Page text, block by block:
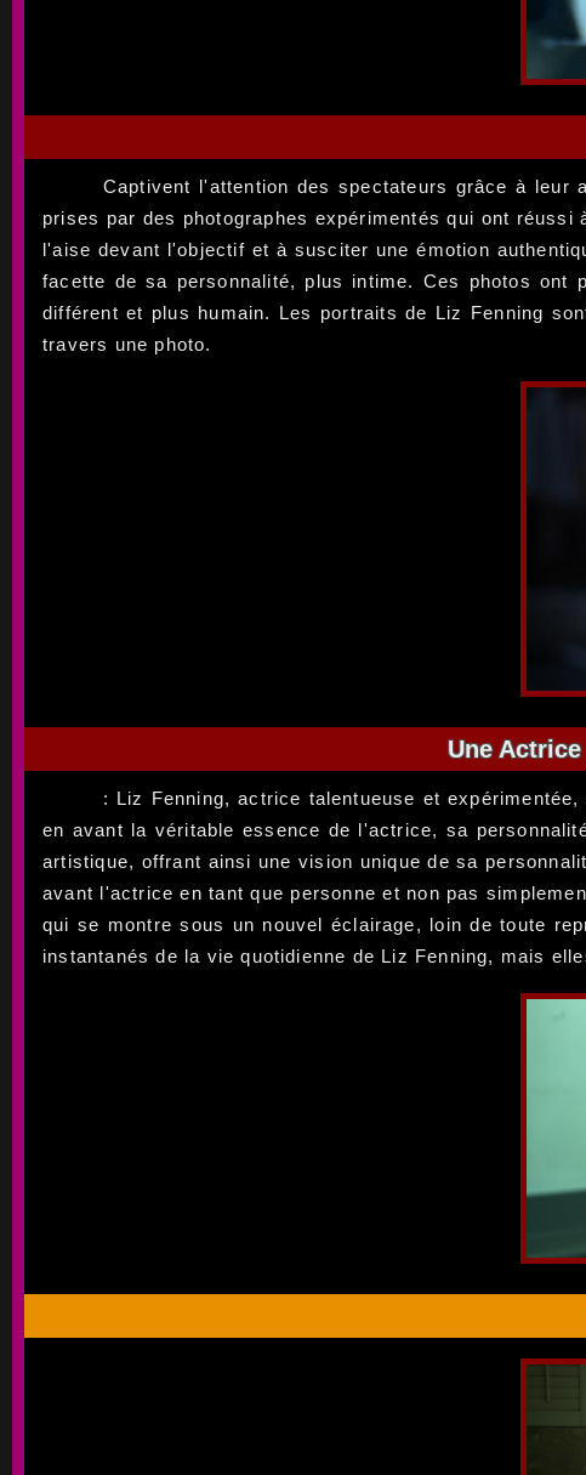
Captivent l'attention des spectateurs grâce à
prises par des photographes expérimentés qui ont
l'aise devant l'objectif et à susciter une émotion
facette de sa personnalité, plus intime. Ces photos ont
différent et plus humain. Les portraits de Liz Fenning
travers une photo.
Une
: Liz Fenning, actrice talentueuse et
en avant la véritable essence de l'actrice, sa
artistique, offrant ainsi une vision unique de sa
avant l'actrice en tant que personne et non pas
qui se montre sous un nouvel éclairage, loin de toute
instantanés de la vie quotidienne de Liz Fenning, mais